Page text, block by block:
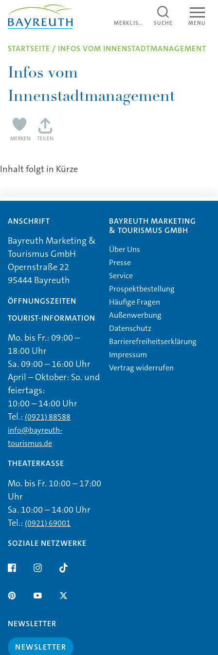
Direkt zum Inhalt
MENU
SUCHE
MERKLISTE
STARTSEITE / INFOS VOM INNENSTADTMANAGEMENT
Infos vom
Innenstadtmanagement
MERKEN TEILEN
Inhalt folgt in Kürze
ANSCHRIFT
Bayreuth Marketing &
Tourismus GmbH
Opernstraße 22
95444 Bayreuth
ÖFFNUNGSZEITEN
TOURIST-INFORMATION
Mo. bis Fr.: 09:00 –
18:00 Uhr
Sa. 09:00 – 16:00 Uhr
April – Oktober: So. und
feiertags:
10:00 – 14:00 Uhr
Tel.: (0921) 88588
info@bayreuth-
tourismus.de
THEATERKASSE
Mo. bis Fr. 10:00 – 17:00
Uhr
Sa. 10:00 – 14:00 Uhr
Tel.: (0921) 69001
SOZIALE NETZWERKE
BAYREUTH MARKETING
& TOURISMUS GMBH
Über Uns
Presse
Service
Prospektbestellung
Häufige Fragen
Außenwerbung
Datenschutz
Barrierefreiheitserklärung
Impressum
Vertrag widerrufen
NEWSLETTER
NEWSLETTER